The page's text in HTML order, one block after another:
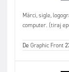
Mărci, sigle,
computer. (tiraj
DeGraphic Front